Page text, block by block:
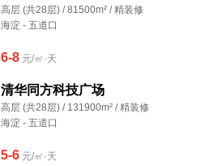
高层 (共28层) / 81500m² / 精装修
海淀 - 五道口
6-8元/㎡·天
清华同方科技广场
高层 (共28层) / 131900m² / 精装修
海淀 - 五道口
5-6元/㎡·天